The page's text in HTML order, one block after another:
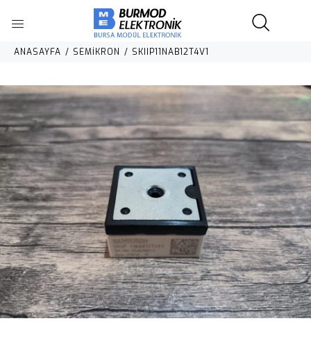
ANASAYFA SEMİKRON SKIIP11NAB12T4V1